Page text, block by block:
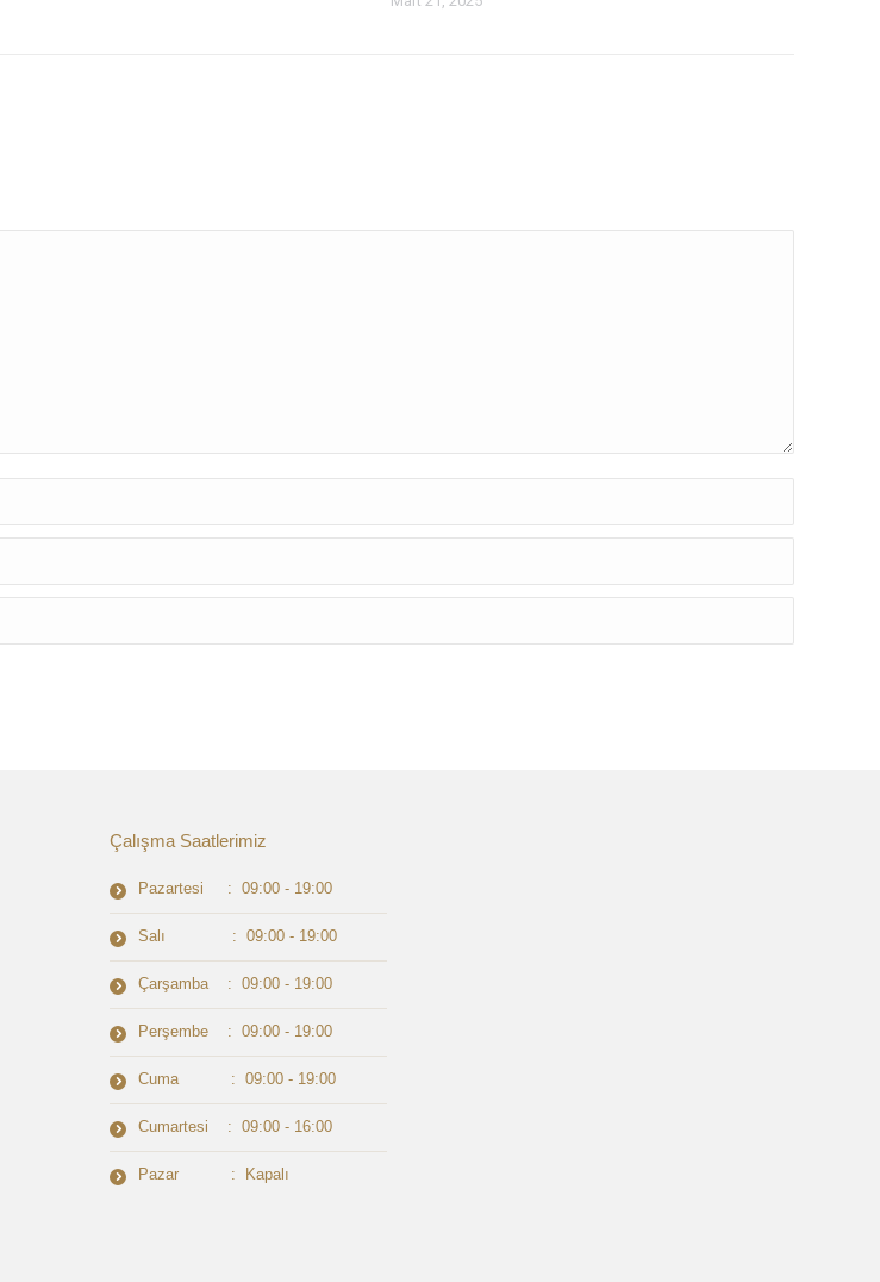
Çalışma Saatlerimiz
Pazartesi : 09:00 - 19:00
Salı : 09:00 - 19:00
Çarşamba : 09:00 - 19:00
Perşembe : 09:00 - 19:00
Cuma : 09:00 - 19:00
Cumartesi : 09:00 - 16:00
Pazar : Kapalı